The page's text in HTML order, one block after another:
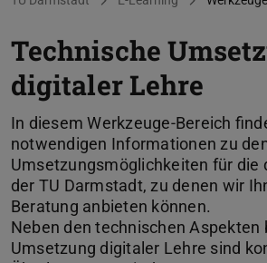
Technische
digitaler Lehre
In diesem Werkzeuge-Bereich
notwendigen Informationen zu
Umsetzungsmöglichkeiten für die
der TU Darmstadt, zu denen wir
Beratung anbieten können.
Neben den technischen Aspekten
Umsetzung digitaler Lehre sind